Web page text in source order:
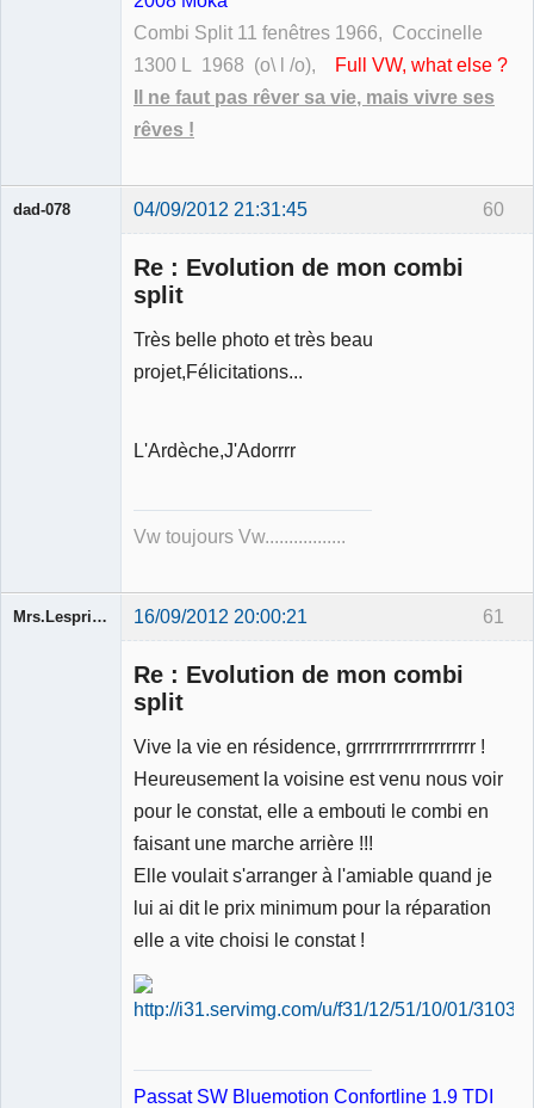
Combi Split 11 fenêtres 1966, Coccinelle
1300 L 1968 (o\ l /o),
Full VW, what else ?
Il ne faut pas rêver sa vie, mais vivre ses
rêves !
60
dad-078 04/09/2012 21:31:45
Re : Evolution de mon combi
split
Très belle photo et très beau
projet,Félicitations...
L'Ardèche,J'Adorrrr
Vw toujours Vw.................
61
Mrs.Lespritfifi 16/09/2012 20:00:21
Re : Evolution de mon combi
split
Vive la vie en résidence, grrrrrrrrrrrrrrrrrrrr !
Heureusement la voisine est venu nous voir
pour le constat, elle a embouti le combi en
faisant une marche arrière !!!
Elle voulait s'arranger à l'amiable quand je
lui ai dit le prix minimum pour la réparation
elle a vite choisi le constat !
Passat SW Bluemotion Confortline 1.9 TDI